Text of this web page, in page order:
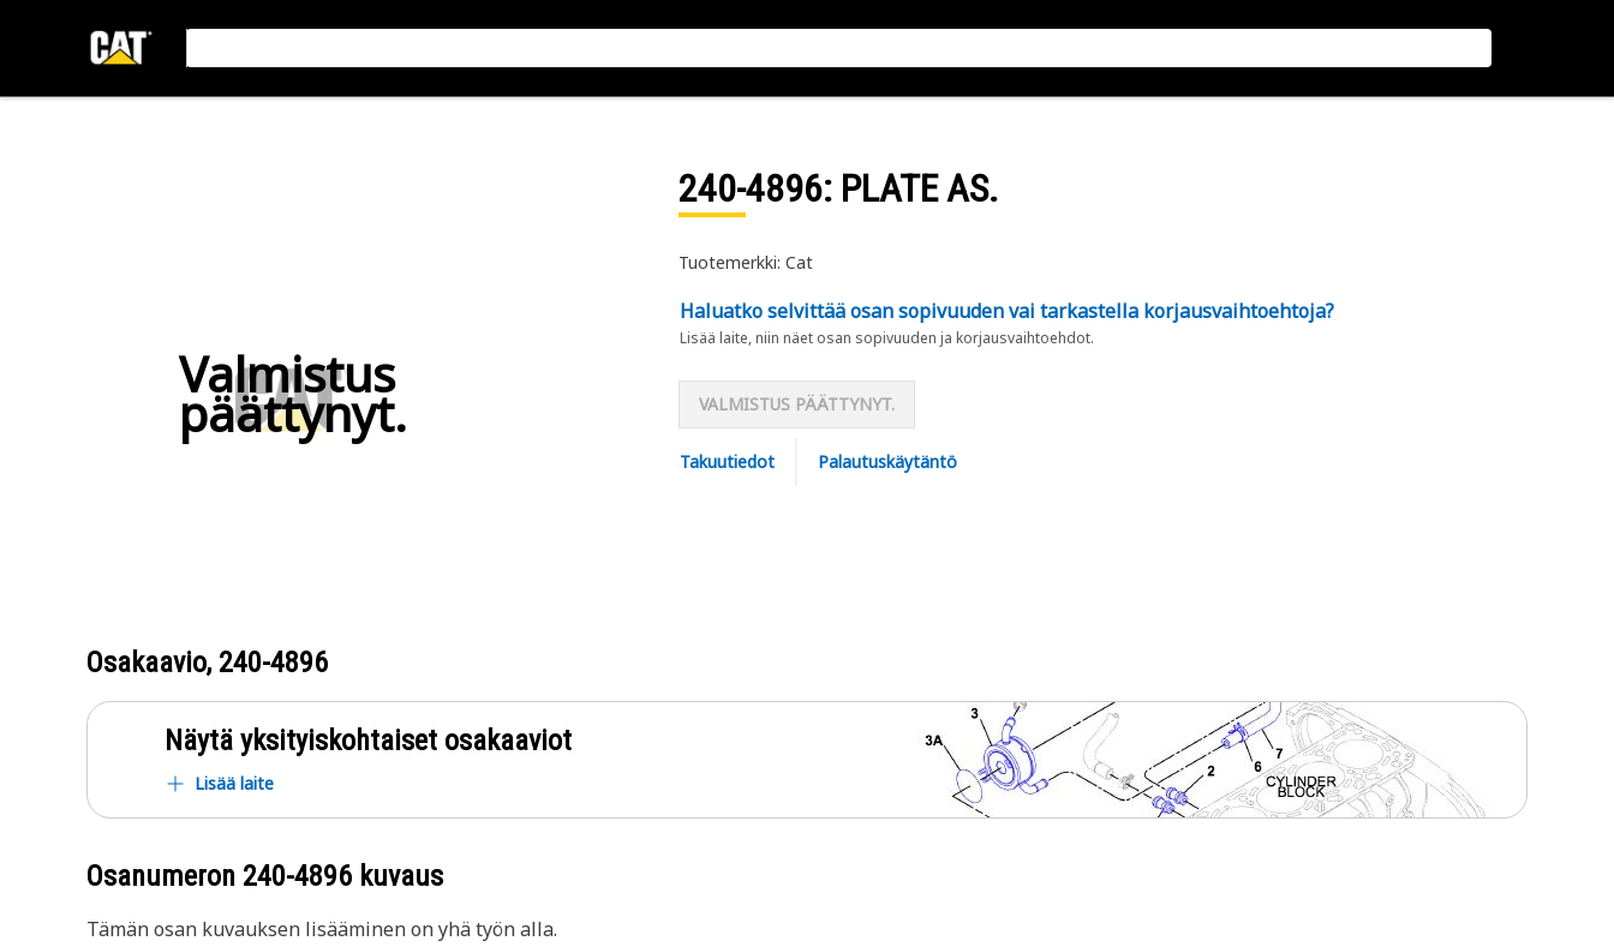
Valmistus
päättynyt.
240-4896: PLATE AS.
Tuotemerkki: Cat
Haluatko selvittää osan sopivuuden vai tarkastella korjausvaihtoehtoja?
Lisää laite, niin näet osan sopivuuden ja korjausvaihtoehdot.
VALMISTUS PÄÄTTYNYT.
Takuutiedot Palautuskäytäntö
Osakaavio, 240-4896
Näytä yksityiskohtaiset osakaaviot
Lisää laite
Osanumeron 240-4896 kuvaus
Tämän osan kuvauksen lisääminen on yhä työn alla.